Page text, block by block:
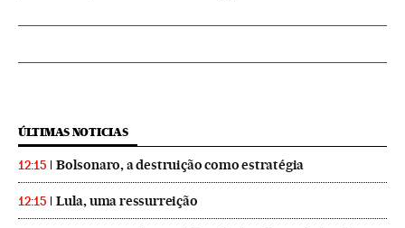
ÚLTIMAS NOTICIAS
12:15 Bolsonaro, a destruição como estratégia
12:15 Lula, uma ressurreição